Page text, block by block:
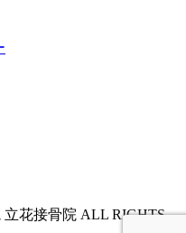
立花接骨院 ALL RIGHTS